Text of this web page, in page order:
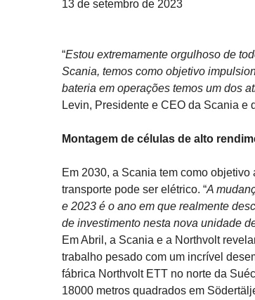
13 de setembro de 2023
“Estou extremamente orgulhoso de
Scania, temos como objetivo
bateria em operações temos um dos
Levin, Presidente e CEO da Scania e
Montagem de células de alto
Em 2030, a Scania tem como
transporte pode ser elétrico. “A
e 2023 é o ano em que realmente
de investimento nesta nova unidade
Em Abril, a Scania e a Northvolt
trabalho pesado com um incrível
fábrica Northvolt ETT no norte da
18000 metros quadrados em